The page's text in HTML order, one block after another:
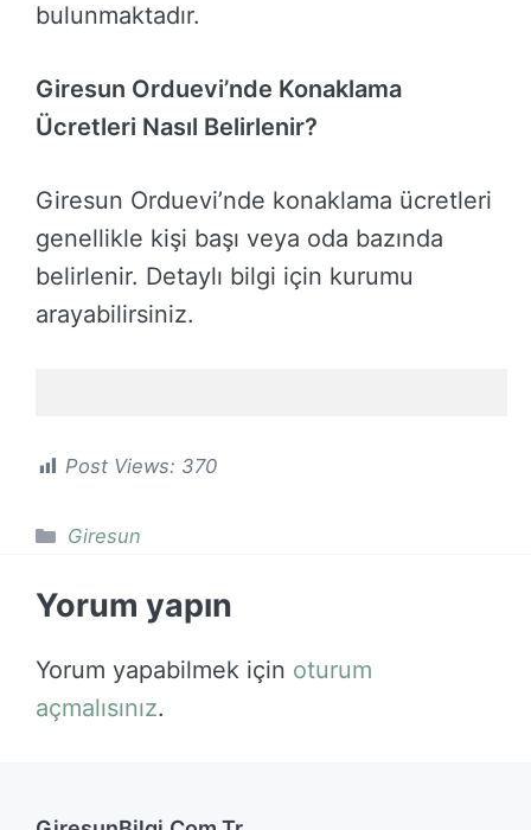
bulunmaktadır.
Giresun Orduevi’nde Konaklama
Ücretleri Nasıl Belirlenir?
Giresun Orduevi’nde konaklama ücretleri
genellikle kişi başı veya oda bazında
belirlenir. Detaylı bilgi için kurumu
arayabilirsiniz.
Post Views: 370
Kategoriler
Giresun
Yorum yapın
Yorum yapabilmek için oturum
açmalısınız.